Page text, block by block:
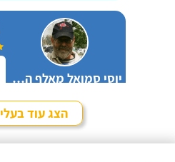
יוסי סמואל מאלף הכלבים
חייג
הצג עוד